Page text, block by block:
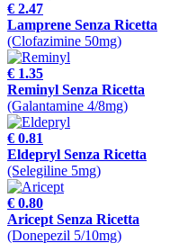
€ 2.47
Lamprene Senza Ricetta
(Clofazimine 50mg)
€ 1.35
Reminyl Senza Ricetta
(Galantamine 4/8mg)
€ 0.81
Eldepryl Senza Ricetta
(Selegiline 5mg)
€ 0.80
Aricept Senza Ricetta
(Donepezil 5/10mg)